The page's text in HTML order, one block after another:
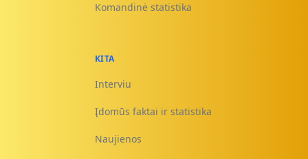
Komandinė statistika
KITA
Interviu
Įdomūs faktai ir statistika
Naujienos